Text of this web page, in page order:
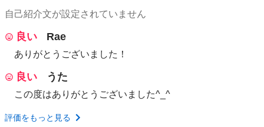
自己紹介文が設定されていません
良い Rae
ありがとうございました！
良い うた
この度はありがとうございました^_^
評価をもっと見る